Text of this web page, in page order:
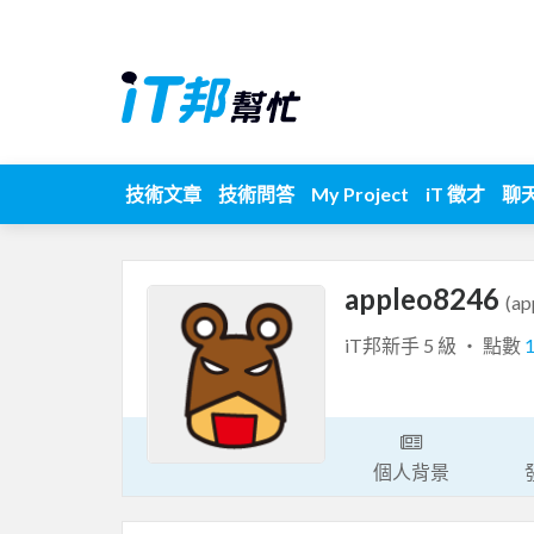
技術文章 技術問答 My Project iT 徵才 聊
appleo8246
iT邦新手 5 級 ‧ 點數
個人背景